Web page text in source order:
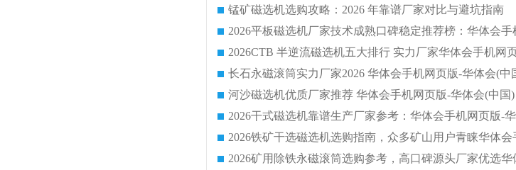
锰矿磁选机选购攻略：2026 年靠谱厂家对比与避坑指南